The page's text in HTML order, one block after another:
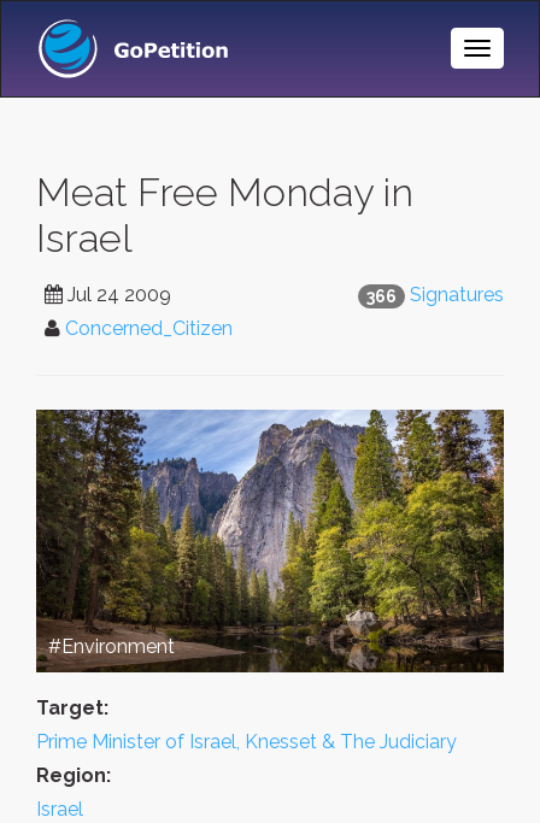
Toggle
Meat Free Monday in
Israel
366 Signatures
Jul 24 2009
Concerned_Citizen
#Environment
Target:
Prime Minister of Israel, Knesset & The Judiciary
Region:
Israel